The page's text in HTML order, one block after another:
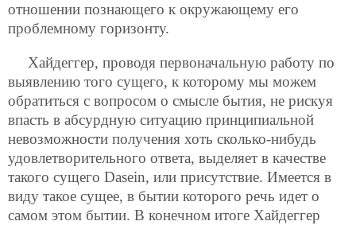
отношении познающего к окружающему его
проблемному горизонту.
Хайдеггер, проводя первоначальную работу по
выявлению того сущего, к которому мы можем
обратиться с вопросом о смысле бытия, не рискуя
впасть в абсурдную ситуацию принципиальной
невозможности получения хоть сколько-нибудь
удовлетворительного ответа, выделяет в качестве
такого сущего Dasein, или присутствие. Имеется в
виду такое сущее, в бытии которого речь идет о
самом этом бытии. В конечном итоге Хайдеггер